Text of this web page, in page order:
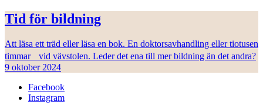
Tid för bildning
Att läsa ett träd eller läsa en bok. En doktorsavhandling eller tiotusen
timmar vid vävstolen. Leder det ena till mer bildning än det andra?
9 oktober 2024
Facebook
Instagram